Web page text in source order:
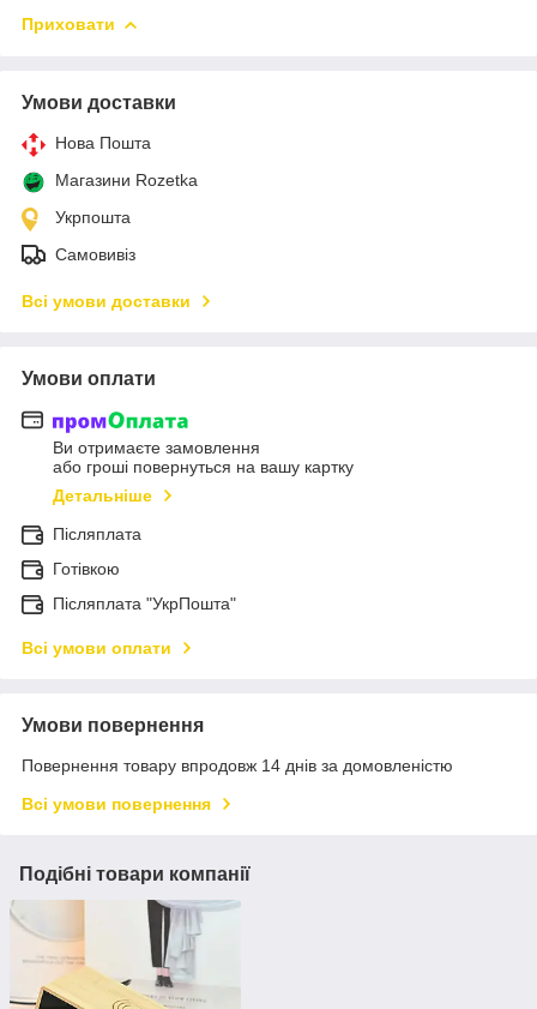
Приховати
Умови доставки
Нова Пошта
Магазини Rozetka
Укрпошта
Самовивіз
Всі умови доставки
Умови оплати
Ви отримаєте замовлення
або гроші повернуться на вашу картку
Детальніше
Післяплата
Готівкою
Післяплата "УкрПошта"
Всі умови оплати
Умови повернення
Повернення товару впродовж 14 днів за домовленістю
Всі умови повернення
Подібні товари компанії